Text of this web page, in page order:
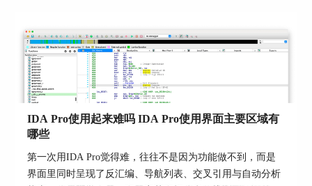
IDA Pro使用起来难吗 IDA Pro使用界面主要区域有
哪些
第一次用IDA Pro觉得难，往往不是因为功能做不到，而是
界面里同时呈现了反汇编、导航列表、交叉引用与自动分析